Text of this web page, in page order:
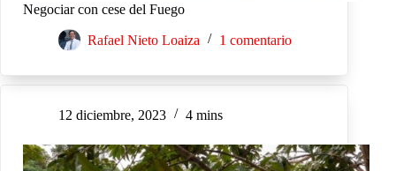
Negociar con cese del Fuego
Rafael Nieto Loaiza 1 comentario
12 diciembre, 2023 4 mins